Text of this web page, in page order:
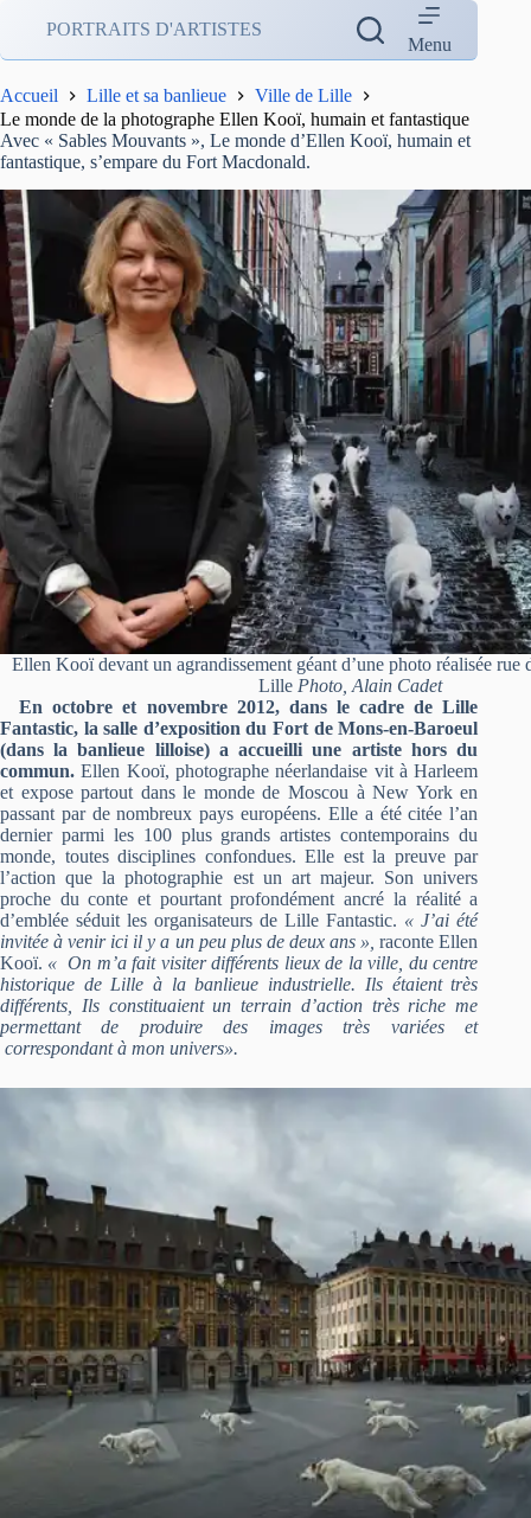
contenu
PORTRAITS D'ARTISTES
Menu
Accueil Lille et sa banlieue
Ville de Lille
Le monde de la photographe Ellen Kooï, humain et fantastique
Avec « Sables Mouvants », Le monde d’Ellen Kooï, humain et
fantastique, s’empare du Fort Macdonald.
Ellen Kooï devant un agrandissement géant d’une photo réalisée rue
Lille Photo, Alain Cadet
En octobre et novembre 2012, dans le cadre de Lille
Fantastic, la salle d’exposition du Fort de Mons-en-Baroeul
(dans la banlieue lilloise) a accueilli une artiste hors du
commun. Ellen Kooï, photographe néerlandaise vit à Harleem
et expose partout dans le monde de Moscou à New York en
passant par de nombreux pays européens. Elle a été citée l’an
dernier parmi les 100 plus grands artistes contemporains du
monde, toutes disciplines confondues. Elle est la preuve par
l’action que la photographie est un art majeur. Son univers
proche du conte et pourtant profondément ancré la réalité a
d’emblée séduit les organisateurs de Lille Fantastic. « J’ai été
invitée à venir ici il y a un peu plus de deux ans », raconte Ellen
Kooï. « On m’a fait visiter différents lieux de la ville, du centre
historique de Lille à la banlieue industrielle. Ils étaient très
différents, Ils constituaient un terrain d’action très riche me
permettant de produire des images très variées et
correspondant à mon univers».